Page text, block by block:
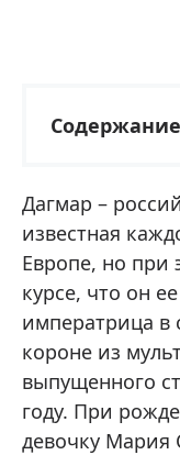
Содержание
Дагмар –
известная
Европе, но при
курсе, что он
императрица в
короне из
выпущенного
году. При
девочку Мария